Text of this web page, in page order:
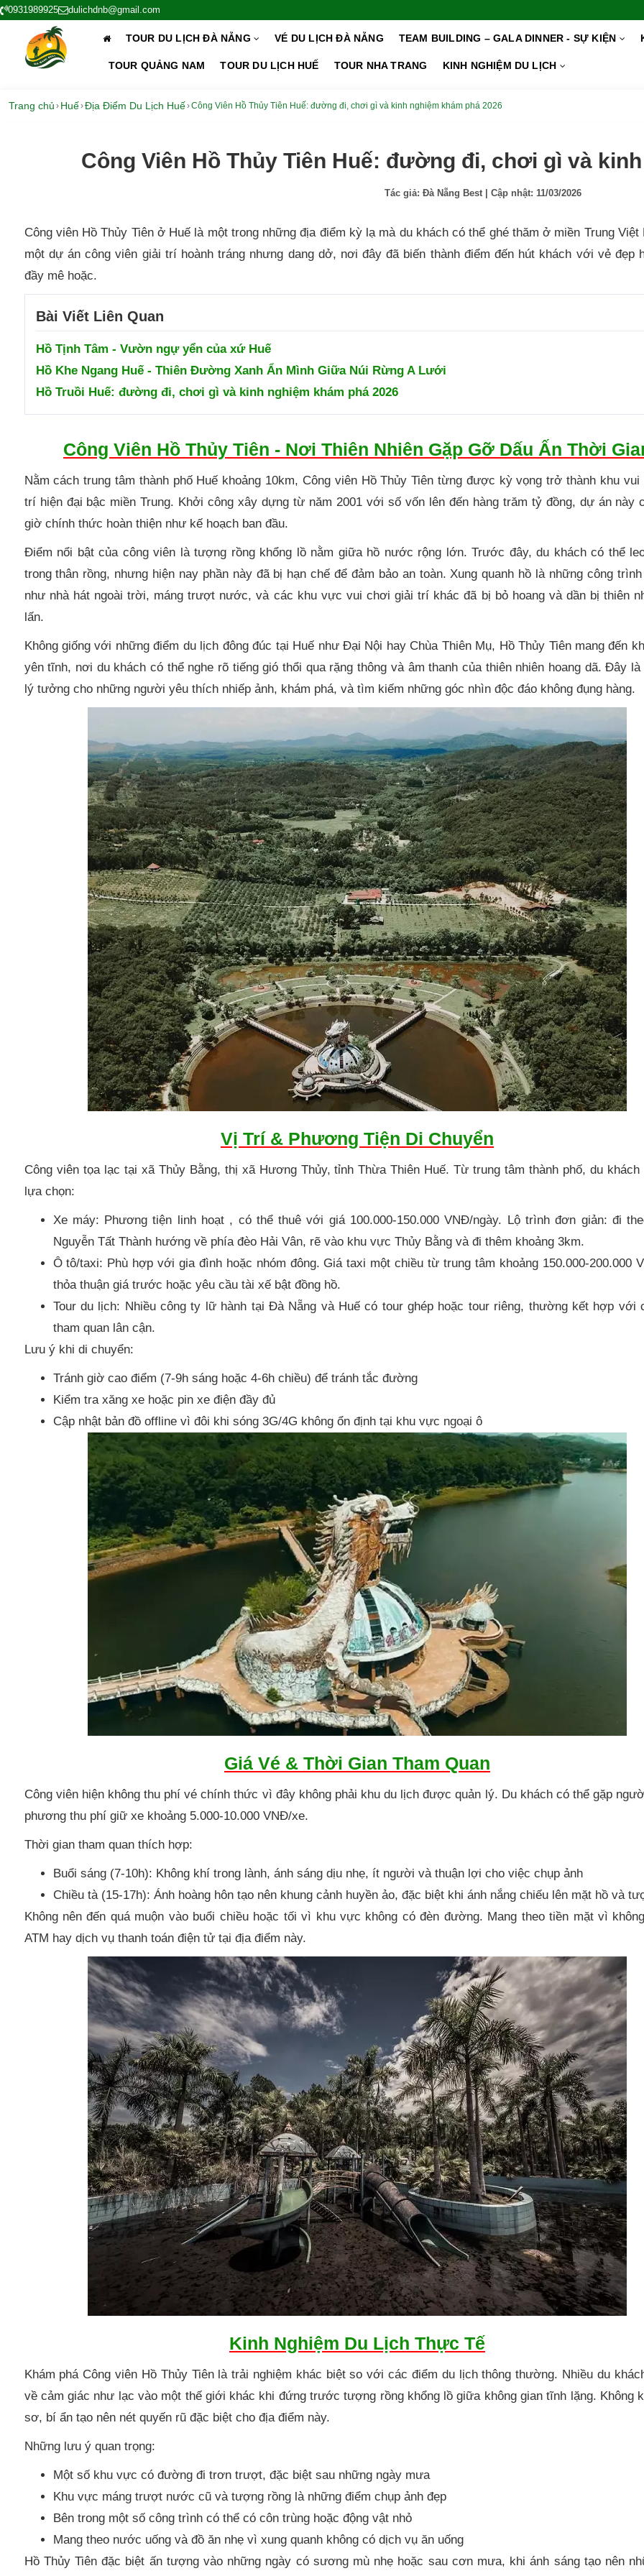
0931989925 dulichdnb@gmail.com
TOUR DU LỊCH ĐÀ NẴNG VÉ DU LỊCH ĐÀ NẴNG TEAM BUILDING – GALA DINNER - SỰ KIỆN
TOUR QUẢNG NAM TOUR DU LỊCH HUẾ TOUR NHA TRANG KINH NGHIỆM DU LỊCH
Trang chủ › Huế›Địa Điểm Du Lịch Huế›Công Viên Hồ Thủy Tiên Huế: đường đi, chơi gì và kinh nghiệm khám phá 2026
Công Viên Hồ Thủy Tiên Huế: đường đi, chơi gì và
Tác giả: Đà Nẵng Best| Cập nhật: 11/03/2026
Công viên Hồ Thủy Tiên ở Huế là một trong những địa điểm kỳ lạ mà du khách có thể ghé thăm ở miền Trung Việt
một dự án công viên giải trí hoành tráng nhưng dang dở, nơi đây đã biến thành điểm đến hút khách với vẻ đẹp
đầy mê hoặc.
Bài Viết Liên Quan
Hồ Tịnh Tâm - Vườn ngự yển của xứ Huế
Hồ Khe Ngang Huế - Thiên Đường Xanh Ẩn Mình Giữa Núi Rừng A Lưới
Hồ Truồi Huế: đường đi, chơi gì và kinh nghiệm khám phá 2026
Công Viên Hồ Thủy Tiên - Nơi Thiên Nhiên Gặp Gỡ Dấu Ấn Thời
Nằm cách trung tâm thành phố Huế khoảng 10km, Công viên Hồ Thủy Tiên từng được kỳ vọng trở thành khu vui
trí hiện đại bậc miền Trung. Khởi công xây dựng từ năm 2001 với số vốn lên đến hàng trăm tỷ đồng, dự án này
giờ chính thức hoàn thiện như kế hoạch ban đầu.
Điểm nổi bật của công viên là tượng rồng khổng lồ nằm giữa hồ nước rộng lớn. Trước đây, du khách có thể
trong thân rồng, nhưng hiện nay phần này đã bị hạn chế để đảm bảo an toàn. Xung quanh hồ là những công
như nhà hát ngoài trời, máng trượt nước, và các khu vực vui chơi giải trí khác đã bị bỏ hoang và dần bị thiên
lấn.
Không giống với những điểm du lịch đông đúc tại Huế như Đại Nội hay Chùa Thiên Mụ, Hồ Thủy Tiên mang đến
yên tĩnh, nơi du khách có thể nghe rõ tiếng gió thổi qua rặng thông và âm thanh của thiên nhiên hoang dã. Đây là
lý tưởng cho những người yêu thích nhiếp ảnh, khám phá, và tìm kiếm những góc nhìn độc đáo không đụng hàng.
Vị Trí & Phương Tiện Di Chuyển
Công viên tọa lạc tại xã Thủy Bằng, thị xã Hương Thủy, tỉnh Thừa Thiên Huế. Từ trung tâm thành phố, du khách
lựa chọn:
Xe máy: Phương tiện linh hoạt , có thể thuê với giá 100.000-150.000 VNĐ/ngày. Lộ trình đơn giản: đi
Nguyễn Tất Thành hướng về phía đèo Hải Vân, rẽ vào khu vực Thủy Bằng và đi thêm khoảng 3km.
Ô tô/taxi: Phù hợp với gia đình hoặc nhóm đông. Giá taxi một chiều từ trung tâm khoảng 150.000-200.000
thỏa thuận giá trước hoặc yêu cầu tài xế bật đồng hồ.
Tour du lịch: Nhiều công ty lữ hành tại Đà Nẵng và Huế có tour ghép hoặc tour riêng, thường kết hợp với
tham quan lân cận.
Lưu ý khi di chuyển:
Tránh giờ cao điểm (7-9h sáng hoặc 4-6h chiều) để tránh tắc đường
Kiểm tra xăng xe hoặc pin xe điện đầy đủ
Cập nhật bản đồ offline vì đôi khi sóng 3G/4G không ổn định tại khu vực ngoại ô
Giá Vé & Thời Gian Tham Quan
Công viên hiện không thu phí vé chính thức vì đây không phải khu du lịch được quản lý. Du khách có thể gặp
phương thu phí giữ xe khoảng 5.000-10.000 VNĐ/xe.
Thời gian tham quan thích hợp:
Buổi sáng (7-10h): Không khí trong lành, ánh sáng dịu nhẹ, ít người và thuận lợi cho việc chụp ảnh
Chiều tà (15-17h): Ánh hoàng hôn tạo nên khung cảnh huyền ảo, đặc biệt khi ánh nắng chiếu lên mặt hồ và
Không nên đến quá muộn vào buổi chiều hoặc tối vì khu vực không có đèn đường. Mang theo tiền mặt vì
ATM hay dịch vụ thanh toán điện tử tại địa điểm này.
Kinh Nghiệm Du Lịch Thực Tế
Khám phá Công viên Hồ Thủy Tiên là trải nghiệm khác biệt so với các điểm du lịch thông thường. Nhiều du
về cảm giác như lạc vào một thế giới khác khi đứng trước tượng rồng khổng lồ giữa không gian tĩnh lặng. Không
sơ, bí ẩn tạo nên nét quyến rũ đặc biệt cho địa điểm này.
Những lưu ý quan trọng:
Một số khu vực có đường đi trơn trượt, đặc biệt sau những ngày mưa
Khu vực máng trượt nước cũ và tượng rồng là những điểm chụp ảnh đẹp
Bên trong một số công trình có thể có côn trùng hoặc động vật nhỏ
Mang theo nước uống và đồ ăn nhẹ vì xung quanh không có dịch vụ ăn uống
Hồ Thủy Tiên đặc biệt ấn tượng vào những ngày có sương mù nhẹ hoặc sau cơn mưa, khi ánh sáng tạo nên